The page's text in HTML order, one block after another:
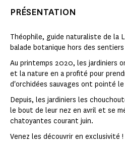
PRÉSENTATION
Théophile, guide naturaliste de la
balade botanique hors des
Au printemps 2020, les jardiniers
et la nature en a profité pour
d'orchidées sauvages ont pointé
Depuis, les jardiniers les
le bout de leur nez en avril et se
chatoyantes courant juin.
Venez les découvrir en exclusivité !